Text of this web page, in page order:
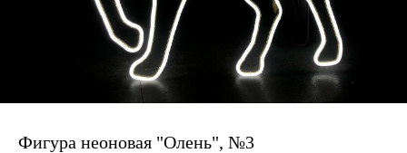
Фигура неоновая "Олень", №3